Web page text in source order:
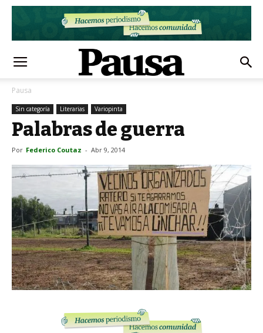
Pausa
Sin categoría Literarias Variopinta
Palabras de guerra
Por Federico Coutaz - Abr 9, 2014